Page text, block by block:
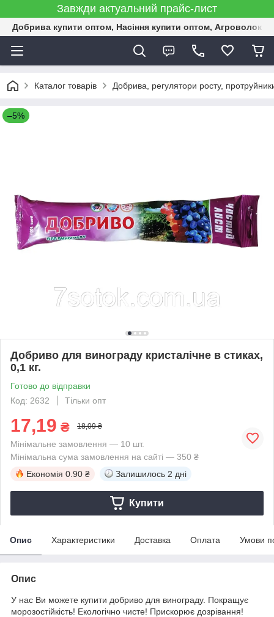
Завжди актуальний прайс-лист
Добрива купити оптом, Насіння купити оптом,
Каталог товарів Добрива, регулятори росту,
–5%
Добриво для винограду кристалічне в стиках,
0,1 кг.
Готово до відправки
Код: 2632
Тільки опт
17,19 ₴ 18,09 ₴
Мінімальне замовлення — 10 шт.
Мінімальна сума замовлення на сайті — 350 ₴
Економія 0.90 ₴ Залишилось 2 дні
Купити
Опис Характеристики Доставка Оплата Умови
Опис
У нас Ви можете купити добриво для винограду. Покращує
морозостійкість! Екологічно чисте! Прискорює дозрівання!